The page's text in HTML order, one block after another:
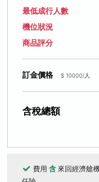
最低成行人數
機位狀況
商品評分
訂金價格 $ 10000/人
含稅總額
費用 含 來回經濟艙